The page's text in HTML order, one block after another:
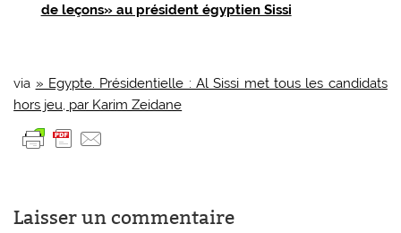
de leçons» au président égyptien Sissi
via » Egypte. Présidentielle : Al Sissi met tous les candidats
hors jeu, par Karim Zeidane
Laisser un commentaire